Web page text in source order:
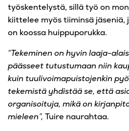
työskentelystä, sillä työ on
kiittelee myös tiiminsä
on koossa huippuporukka.
“Tekeminen on hyvin laaja-
päässeet tutustumaan niin
kuin tuulivoimapuistojenkin
tekemistä yhdistää se, että
organisoituja, mikä on
mieleen”, Tuire naurahtaa.